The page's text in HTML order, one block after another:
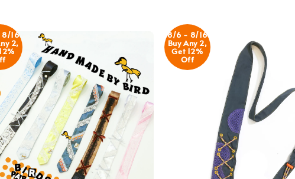
16
2,
8/6 - 8/16
Buy Any 2,
Get 12%
Off